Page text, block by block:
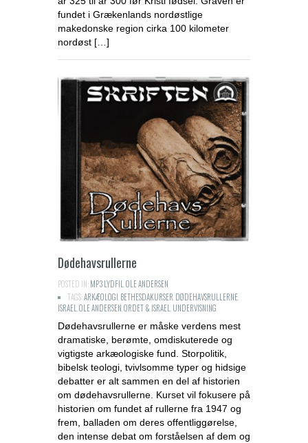
fundet i Grækenlands nordøstlige
makedonske region cirka 100 kilometer
nordøst […]
Dødehavsrullerne
POSTED IN:MP3 LYDFIL,OLE ANDERSEN
TAGS:ARKÆOLOGI,BETHESDAKURSER,DØDEHAVSRULLERNE,
ISRAEL,OLE ANDERSEN,ORDET & ISRAEL,UNDERVISNING
Dødehavsrullerne er måske verdens mest
dramatiske, berømte, omdiskuterede og
vigtigste arkæologiske fund. Storpolitik,
bibelsk teologi, tvivlsomme typer og hidsige
debatter er alt sammen en del af historien
om dødehavsrullerne. Kurset vil fokusere på
historien om fundet af rullerne fra 1947 og
frem, balladen om deres offentliggørelse,
den intense debat om forståelsen af dem og